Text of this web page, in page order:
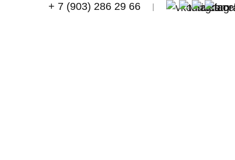
+ 7 (903) 286 29 66 |